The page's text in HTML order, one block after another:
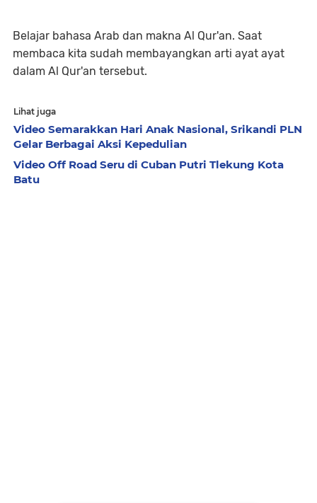
Belajar bahasa Arab dan makna Al Qur'an. Saat
membaca kita sudah membayangkan arti ayat ayat
dalam Al Qur'an tersebut.
Lihat juga
Video Semarakkan Hari Anak Nasional, Srikandi PLN
Gelar Berbagai Aksi Kepedulian
Video Off Road Seru di Cuban Putri Tlekung Kota
Batu